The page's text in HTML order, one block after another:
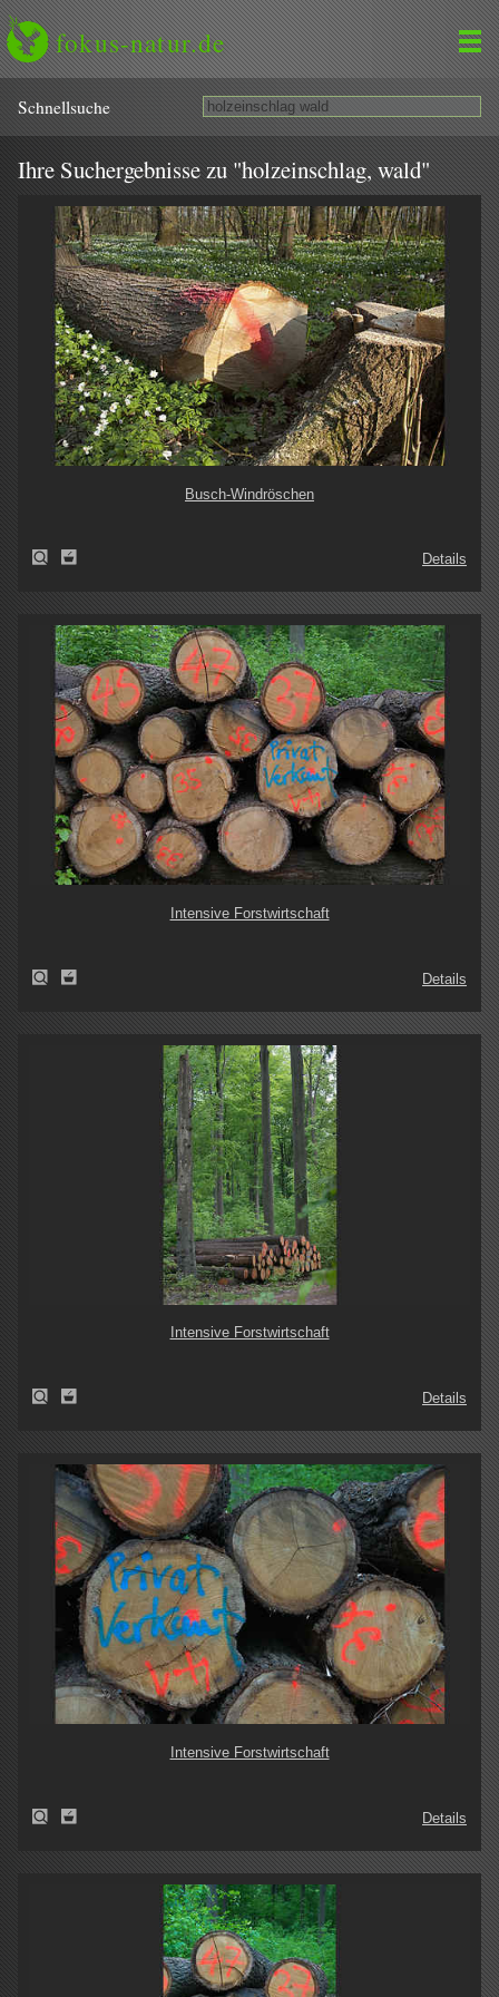
fokus-natur.de
Schnell­suche
Ihre Suchergebnisse zu "holzeinschlag, wald"
Busch-Windröschen
Details
Intensive Forstwirtschaft
Details
Intensive Forstwirtschaft
Details
Intensive Forstwirtschaft
Details